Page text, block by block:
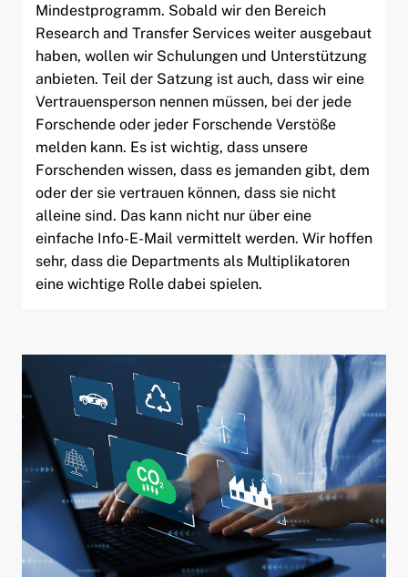
Mindestprogramm. Sobald wir den Bereich
Research and Transfer Services weiter ausgebaut
haben, wollen wir Schulungen und Unterstützung
anbieten. Teil der Satzung ist auch, dass wir eine
Vertrauensperson nennen müssen, bei der jede
Forschende oder jeder Forschende Verstöße
melden kann. Es ist wichtig, dass unsere
Forschenden wissen, dass es jemanden gibt, dem
oder der sie vertrauen können, dass sie nicht
alleine sind. Das kann nicht nur über eine
einfache Info-E-Mail vermittelt werden. Wir hoffen
sehr, dass die Departments als Multiplikatoren
eine wichtige Rolle dabei spielen.